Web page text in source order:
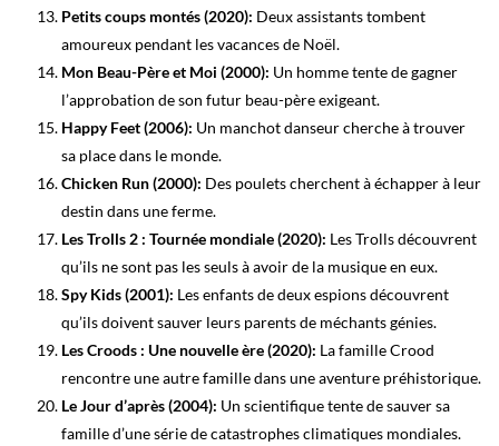
Petits coups montés (2020): Deux assistants tombent
amoureux pendant les vacances de Noël.
Mon Beau-Père et Moi (2000): Un homme tente de gagner
l’approbation de son futur beau-père exigeant.
Happy Feet (2006): Un manchot danseur cherche à trouver
sa place dans le monde.
Chicken Run (2000): Des poulets cherchent à échapper à leur
destin dans une ferme.
Les Trolls 2 : Tournée mondiale (2020): Les Trolls découvrent
qu’ils ne sont pas les seuls à avoir de la musique en eux.
Spy Kids (2001): Les enfants de deux espions découvrent
qu’ils doivent sauver leurs parents de méchants génies.
Les Croods : Une nouvelle ère (2020): La famille Crood
rencontre une autre famille dans une aventure préhistorique.
Le Jour d’après (2004): Un scientifique tente de sauver sa
famille d’une série de catastrophes climatiques mondiales.